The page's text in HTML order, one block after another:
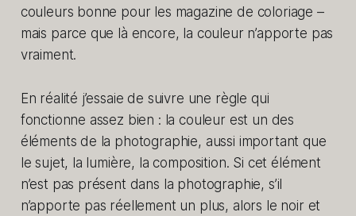
couleurs bonne pour les magazine de coloriage –
mais parce que là encore, la couleur n’apporte pas
vraiment.
En réalité j’essaie de suivre une règle qui
fonctionne assez bien : la couleur est un des
éléments de la photographie, aussi important que
le sujet, la lumière, la composition. Si cet élément
n’est pas présent dans la photographie, s’il
n’apporte pas réellement un plus, alors le noir et